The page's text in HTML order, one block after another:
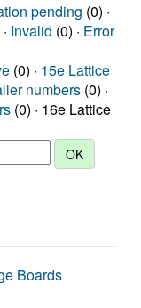
pending (0) ·
Invalid (0) · Error
(0) · 15e Lattice
numbers (0) ·
(0) · 16e Lattice
Boards